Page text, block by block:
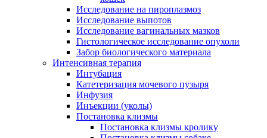
Исследование на пироплазмоз
Исследование выпотов
Исследование вагинальных мазков
Гистологическое исследование опухоли
Забор биологического материала
Интенсивная терапия
Интубация
Катетеризация мочевого пузыря
Инфузия
Инъекции (уколы)
Постановка клизмы
Постановка клизмы кролику